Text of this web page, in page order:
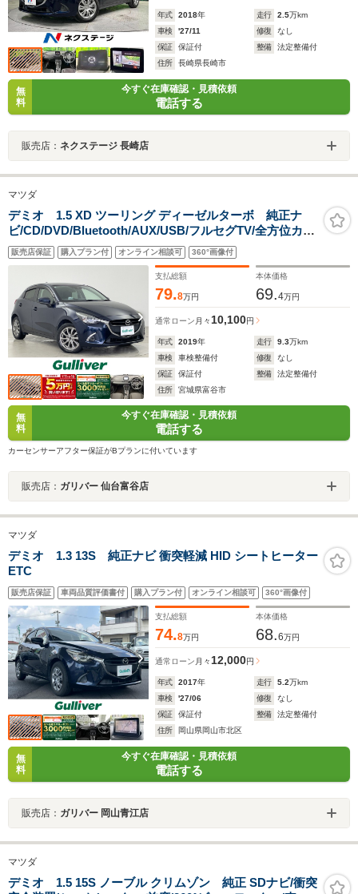
年式 2018年 走行 2.5万km
車検
'27/11 修復
なし
保証
保証付 整備
法定整備付
住所
長崎県長崎市
無
料
今すぐ在庫確認・見積依頼
電話する
販売店： ネクステージ 長崎店
マツダ
デミオ 1.5 XD ツーリング ディーゼルターボ 純正ナ
ビ/CD/DVD/Bluetooth/AUX/USB/フルセグTV/全方位カメ
ラ/クルーズコントロール/コーナーセンサー/ETC/純正ド
ライブレコーダー/ヘッドアップディスプレイ/オートライ
ト/LEDヘッドライト/スペアキー/禁煙車
販売店保証 購入プラン付 オンライン相談可 360°画像付
支払総額
79.8万円
本体価格
69.4万円
通常ローン 月々 10,100円
年式 2019年 走行 9.3万km
車検
車検整備付 修復
なし
保証
保証付 整備
法定整備付
住所
宮城県富谷市
無
料
今すぐ在庫確認・見積依頼
電話する
カーセンサーアフター保証がBプランに付いています
販売店： ガリバー 仙台富谷店
マツダ
デミオ 1.3 13S 純正ナビ 衝突軽減 HID シートヒーター
ETC
販売店保証 車両品質評価書付 購入プラン付 オンライン相談可 360°画像付
支払総額
74.8万円
本体価格
68.6万円
通常ローン 月々12,000円
年式 2017年 走行 5.2万km
車検
'27/06 修復
なし
保証
保証付 整備
法定整備付
住所
岡山県岡山市北区
無
料
今すぐ在庫確認・見積依頼
電話する
販売店： ガリバー 岡山青江店
マツダ
デミオ 1.5 15S ノーブル クリムゾン 純正 SDナビ/衝突